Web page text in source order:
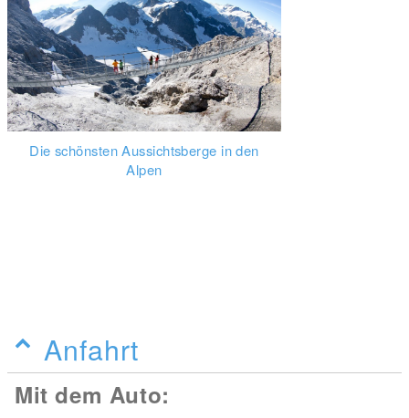
Die schönsten Aussichtsberge in den
Alpen
Anfahrt
Mit dem Auto: